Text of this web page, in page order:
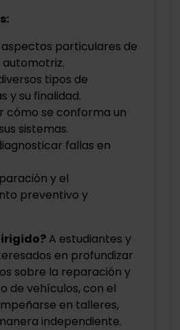
particulares de
tipos de
y su finalidad.
cómo se conforma un
sistemas.
fallas en
y el
preventivo y
A estudiantes y
en profundizar
sobre la reparación y
de vehículos, con el
en talleres,
independiente.